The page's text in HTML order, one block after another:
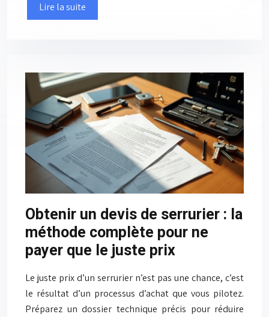
Lire la suite
Obtenir un devis de serrurier : la
méthode complète pour ne
payer que le juste prix
Le juste prix d’un serrurier n’est pas une chance, c’est
le résultat d’un processus d’achat que vous pilotez.
Préparez un dossier technique précis pour réduire